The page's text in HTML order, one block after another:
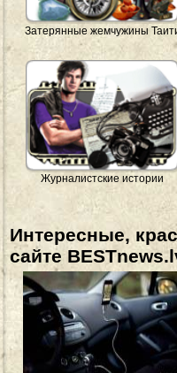
Затерянные жемчужины
Журналистские истории
Интересные,
сайте